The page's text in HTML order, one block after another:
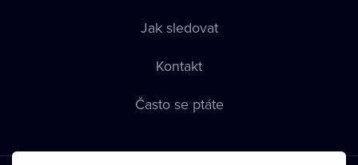
Jak sledovat
Kontakt
Často se ptáte